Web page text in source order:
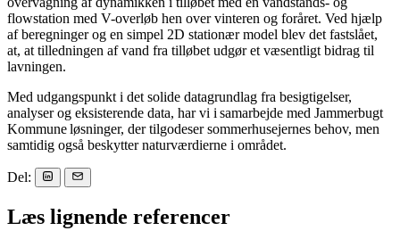
flowstation med V-overløb hen over vinteren og foråret. Ved hjælp
af beregninger og en simpel 2D stationær model blev det fastslået,
at, at tilledningen af vand fra tilløbet udgør et væsentligt bidrag til
lavningen.
Med udgangspunkt i det solide datagrundlag fra besigtigelser,
analyser og eksisterende data, har vi i samarbejde med Jammerbugt
Kommune løsninger, der tilgodeser sommerhusejernes behov, men
samtidig også beskytter naturværdierne i området.
Del:
Læs lignende referencer